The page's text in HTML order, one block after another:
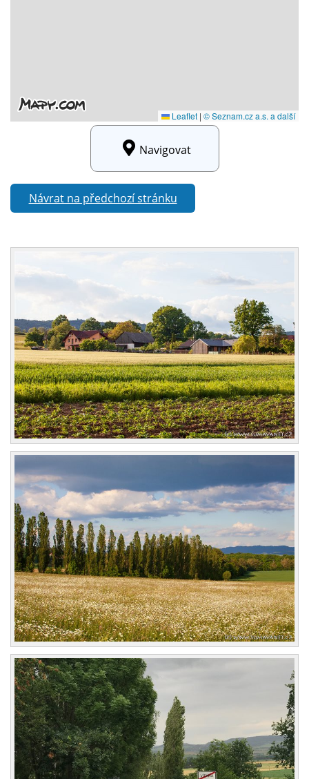
Navigovat
Návrat na předchozí stránku